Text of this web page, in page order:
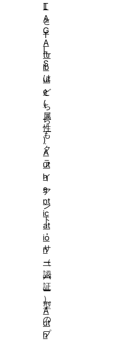
L
と
T
L
S
は
ど
ち
ら
も
ク
ラ
イ
ア
ン
ト
・
サ
ー
バ
ー
型
の
プ
T
A
G
A
ttr
ib
ut
e
(
属
性
)
A
ut
h
e
nt
ic
at
io
n
（
認
証
）
A
ut
h